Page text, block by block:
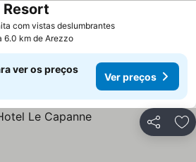
com vistas deslumbrantes
Resort
6.0 km de Arezzo
ver os preços
Ver preços
Partilhar